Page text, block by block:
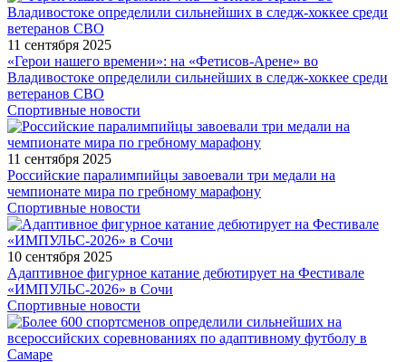
11 сентября 2025
«Герои нашего времени»: на «Фетисов-Арене» во
Владивостоке определили сильнейших в следж-хоккее среди
ветеранов СВО
Спортивные новости
11 сентября 2025
Российские паралимпийцы завоевали три медали на
чемпионате мира по гребному марафону
Спортивные новости
10 сентября 2025
Адаптивное фигурное катание дебютирует на Фестивале
«ИМПУЛЬС-2026» в Сочи
Спортивные новости